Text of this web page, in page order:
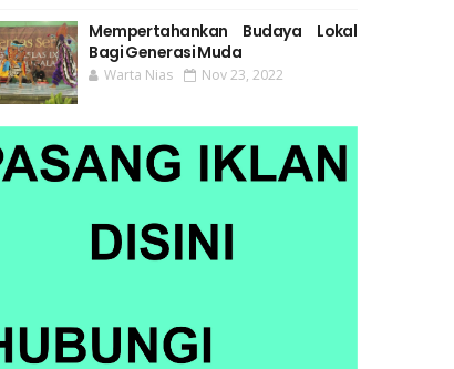
Mempertahankan Budaya Lokal
Bagi Generasi Muda
Warta Nias Nov 23, 2022